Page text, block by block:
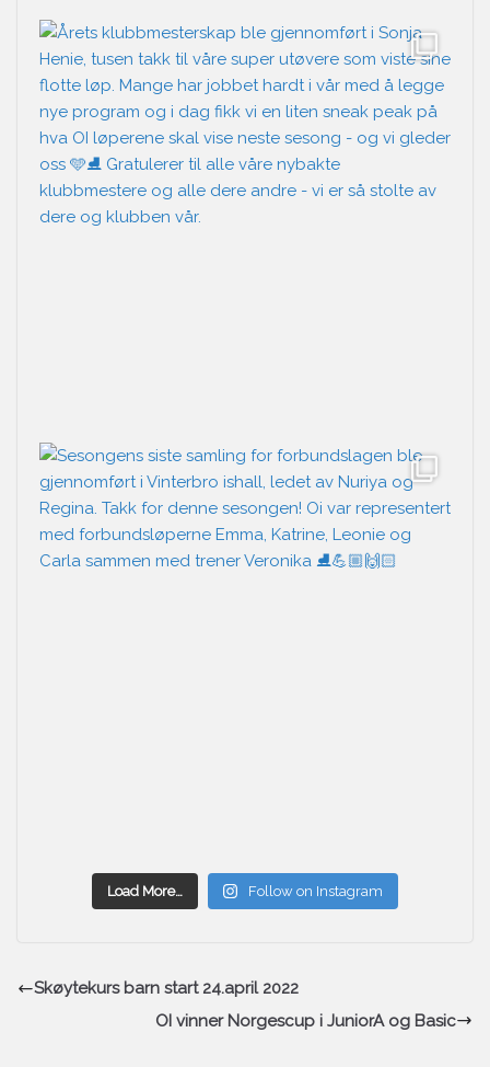
Load More… Follow on Instagram
Skøytekurs barn start 24.april 2022
OI vinner Norgescup i JuniorA og Basic